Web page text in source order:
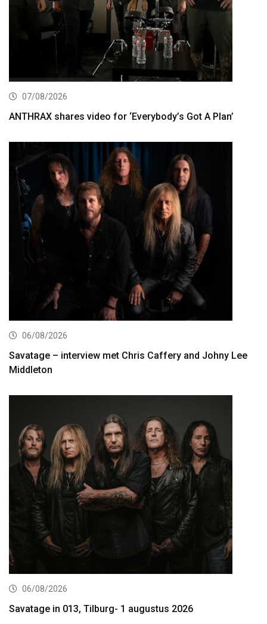
07/08/2026
ANTHRAX shares video for ‘Everybody’s Got A Plan’
06/08/2026
Savatage – interview met Chris Caffery and Johny Lee
Middleton
06/08/2026
Savatage in 013, Tilburg- 1 augustus 2026